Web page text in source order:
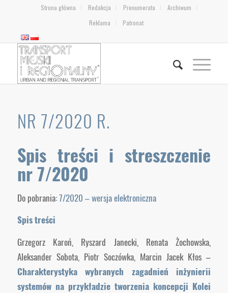
Strona główna Redakcja Prenumerata
Archiwum
Reklama
Patronat
NR 7/2020 R.
Spis treści i streszczenie
nr 7/2020
Do pobrania:7/2020 – wersja elektroniczna
Spis treści
Grzegorz Karoń, Ryszard Janecki, Renata Żochowska,
Aleksander Sobota, Piotr Soczówka, Marcin Jacek Kłos –
Charakterystyka wybranych zagadnień inżynierii
systemów na przykładzie tworzenia koncepcji Kolei